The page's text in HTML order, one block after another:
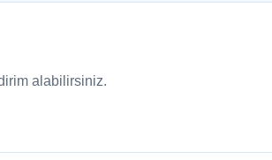
alabilirsiniz.